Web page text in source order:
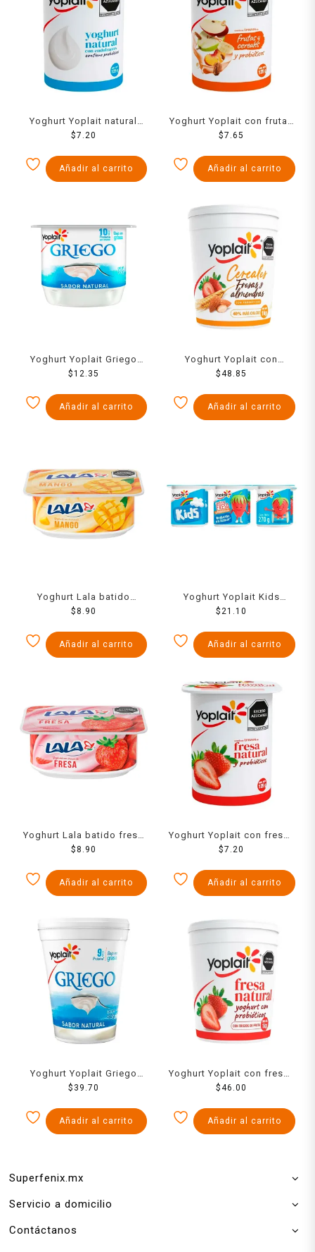
Yoghurt Yoplait natural
con probióticos 125 g
$7.20
Añadir al carrito
Yoghurt Yoplait con frutas
y cereales 125 g
$7.65
Añadir al carrito
Yoghurt Yoplait Griego
natural bajo en grasa 145
$12.35
Añadir al carrito
Yoghurt Yoplait con
cereales, fresas y
$48.85
Añadir al carrito
Yoghurt Lala batido
mango 120 g
$ 8.90
Añadir al carrito
Yoghurt Yoplait Kids
batido con fresa 6 pzas
$21.10
Añadir al carrito
Yoghurt Lala batido fresa
120 g
$ 8.90
Añadir al carrito
Yoghurt Yoplait con fresas
125 g
$7.20
Añadir al carrito
Yoghurt Yoplait Griego
natural bajo en grasa 442
$ 39.70
Añadir al carrito
Yoghurt Yoplait con fresas
1 kg
$46.00
Añadir al carrito
Superfenix.mx
Servicio a domicilio
Contáctanos